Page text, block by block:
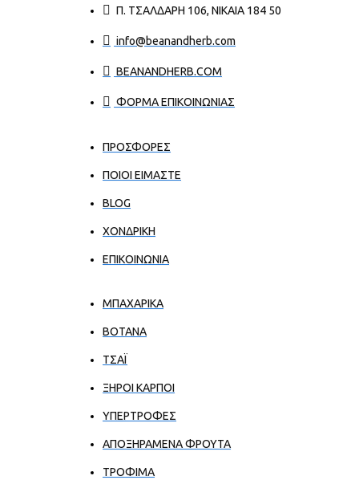
Π. ΤΣΑΛΔΆΡΗ 106, ΝΊΚΑΙΑ 184 50
info@beanandherb.com
BEANANDHERB.COM
ΦΟΡΜΑ ΕΠΙΚΟΙΝΩΝΙΑΣ
ΠΡΟΣΦΟΡΕΣ
ΠΟΙΟΙ ΕΊΜΑΣΤΕ
BLOG
ΧΟΝΔΡΙΚΉ
ΕΠΙΚΟΙΝΩΝΊΑ
ΜΠΑΧΑΡΙΚΑ
ΒΟΤΑΝΑ
ΤΣΑΪ
ΞΗΡΟΙ ΚΑΡΠΟΙ
ΥΠΕΡΤΡΟΦΕΣ
ΑΠΟΞΗΡΑΜΕΝΑ ΦΡΟΥΤΑ
ΤΡΟΦΙΜΑ